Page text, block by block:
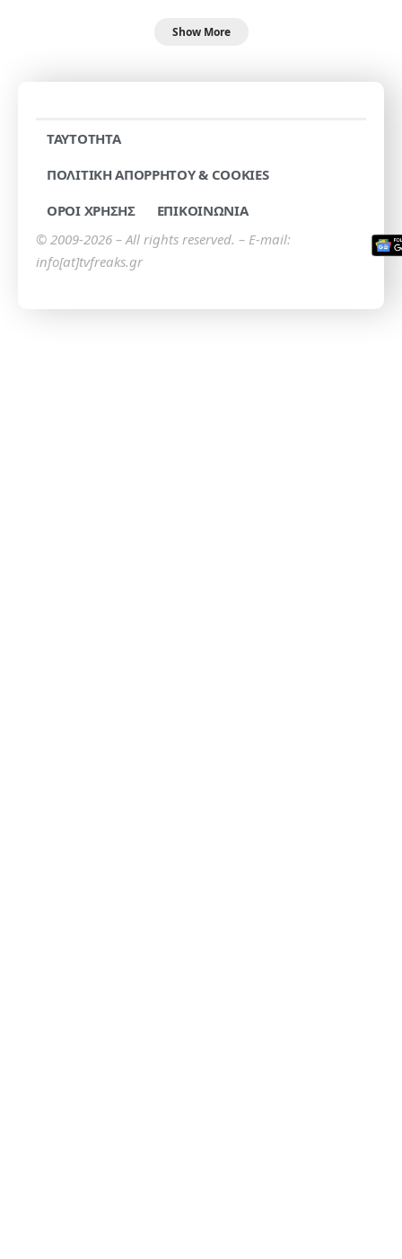
Show More
TAYTOTHTA
ΠΟΛΙΤΙΚΗ ΑΠΟΡΡΗΤΟΥ & COOKIES
ΟΡΟΙ ΧΡΗΣΗΣ
ΕΠΙΚΟΙΝΩΝΙΑ
© 2009-2026 – All rights reserved. – E-mail:
info[at]tvfreaks.gr